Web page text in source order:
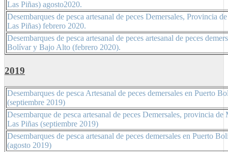
Las Piñas) agosto2020.
Desembarques de pesca artesanal de peces Demersales, Provincia
Las Piñas) febrero 2020.
Desembarques de pesca artesanal de peces artesanal de peces
Bolívar y Bajo Alto (febrero 2020).
2019
Desembarques de pesca Artesanal de peces demersales en Puerto
(septiembre 2019)
Desembarque de pesca artesanal de peces Demersales, provincia
Las Piñas (septiembre 2019)
Desembarques de pesca artesanal de peces demersales en Puerto
(agosto 2019)